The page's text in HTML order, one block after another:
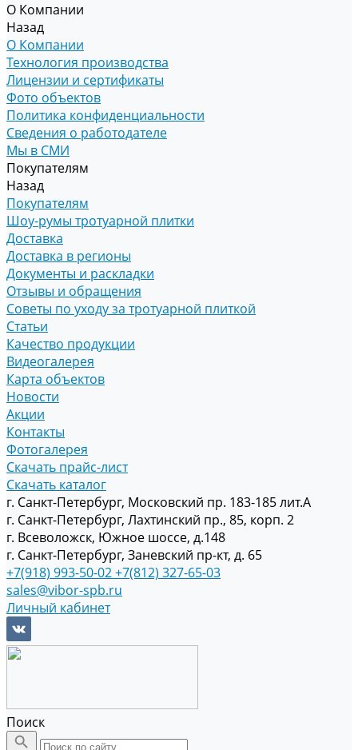
О Компании
Назад
О Компании
Технология производства
Лицензии и сертификаты
Фото объектов
Политика конфиденциальности
Сведения о работодателе
Мы в СМИ
Покупателям
Назад
Покупателям
Шоу-румы тротуарной плитки
Доставка
Доставка в регионы
Документы и раскладки
Отзывы и обращения
Советы по уходу за тротуарной плиткой
Статьи
Качество продукции
Видеогалерея
Карта объектов
Новости
Акции
Контакты
Фотогалерея
Скачать прайс-лист
Скачать каталог
г. Санкт-Петербург, Московский пр. 183-185 лит.А
г. Санкт-Петербург, Лахтинский пр., 85, корп. 2
г. Всеволожск, Южное шоссе, д.148
г. Санкт-Петербург, Заневский пр-кт, д. 65
+7(918) 993-50-02+7(812) 327-65-03
sales@vibor-spb.ru
Личный кабинет
Поиск